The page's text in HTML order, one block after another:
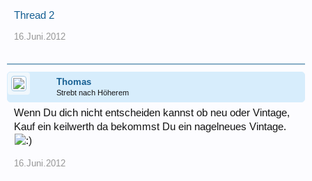
Thread 2
16.Juni.2012
Thomas
Strebt nach Höherem
Wenn Du dich nicht entscheiden kannst ob neu oder Vintage,
Kauf ein keilwerth da bekommst Du ein nagelneues Vintage.
16.Juni.2012